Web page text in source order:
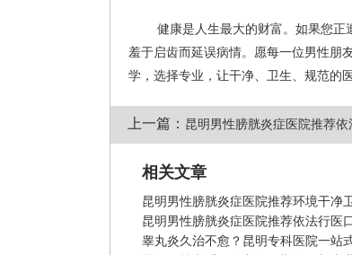
健康是人生最大的财富。如果您正
羞于启齿而延误病情。愿每一位男性朋
学，选择专业，让干净、卫生、规范的
上一篇： 昆明男性膀胱炎症医院推荐
相关文章
昆明男性膀胱炎症医院推荐环境干净
昆明男性膀胱炎症医院推荐依法行医
睾丸炎久治不愈？昆明专科医院一站